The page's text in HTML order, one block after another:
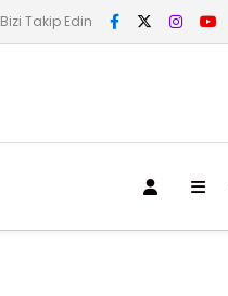
Bizi Takip Edin